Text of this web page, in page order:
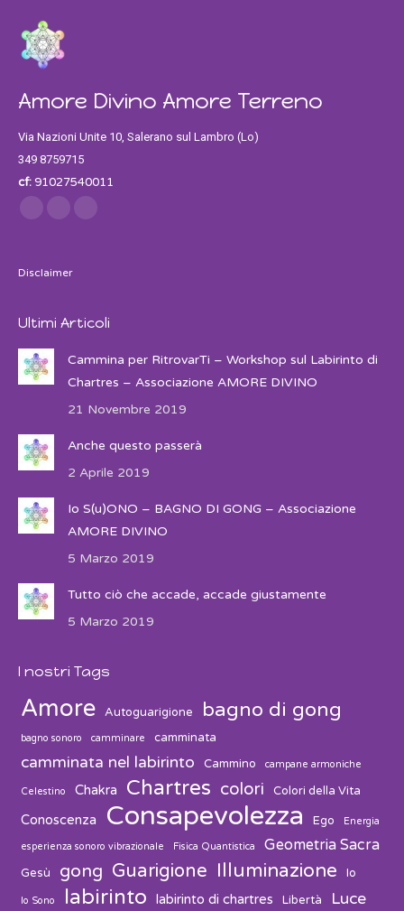
Amore Divino Amore Terreno
Via Nazioni Unite 10, Salerano sul Lambro (Lo)
349 8759715
cf:91027540011
Find us on:
Facebook
TwitterInstagram
Disclaimer
Ultimi Articoli
Cammina per RitrovarTi – Workshop sul Labirinto di
Chartres – Associazione AMORE DIVINO
21 Novembre 2019
Anche questo passerà
2 Aprile 2019
Io S(u)ONO – BAGNO DI GONG – Associazione
AMORE DIVINO
5 Marzo 2019
Tutto ciò che accade, accade giustamente
5 Marzo 2019
I nostri Tags
Amore Autoguarigione bagno di gong
bagno sonoro camminare camminata
camminata nel labirinto Cammino campane armoniche
Celestino Chakra Chartres colori Colori della Vita
Conoscenza Consapevolezza Ego Energia
esperienza sonoro vibrazionale Fisica Quantistica Geometria Sacra
Gesù gong Guarigione Illuminazione Io
Io Sono labirinto labirinto di chartres Libertà Luce